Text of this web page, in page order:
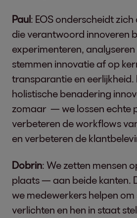
Paul: EOS onderscheidt
die verantwoord innoveren
experimenteren, analyseren
stemmen innovatie af op
transparantie en eerlijkheid.
holistische benadering
zomaar — we lossen echte
verbeteren de workflows
en verbeteren de
Dobrin: We zetten mensen
plaats — aan beide kanten.
we medewerkers helpen
verlichten en hen in staat